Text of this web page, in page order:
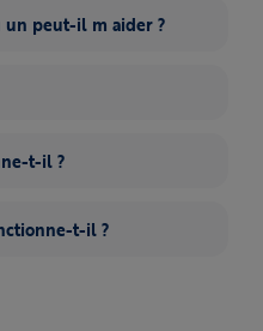
un peut-il m aider ?
t-il ?
t-il ?